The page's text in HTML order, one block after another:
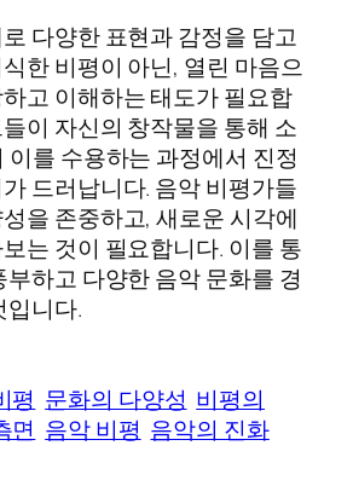
다양한 표현과 감정을 담고
한 비평이 아닌, 열린 마음으
고 이해하는 태도가 필요합
이 자신의 창작물을 통해 소
이를 수용하는 과정에서 진정
드러납니다. 음악 비평가들
을 존중하고, 새로운 시각에
는 것이 필요합니다. 이를 통
부하고 다양한 음악 문화를 경
입니다.
평 문화의 다양성 비평의
면 음악 비평 음악의 진화